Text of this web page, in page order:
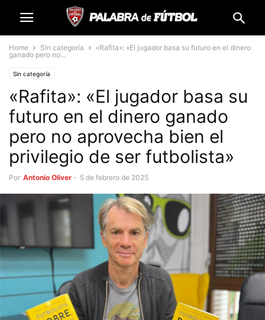
Home Sin categoría
«Rafita»: «El jugador basa su futuro en el dinero
ganado pero no...
Sin categoría
«Rafita»: «El jugador basa su
futuro en el dinero ganado
pero no aprovecha bien el
privilegio de ser futbolista»
Por Antonio Oliver - 5 de febrero de 2025